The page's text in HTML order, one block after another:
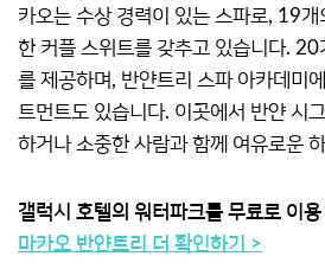
카오는 수상 경력이 있는 스파로, 19
한 커플 스위트를 갖추고 있습니다. 20
를 제공하며, 반얀트리 스파 아카데미
트먼트도 있습니다. 이곳에서 반얀 시
하거나 소중한 사람과 함께 여유로운
갤럭시 호텔의 워터파크를 무료로 이
마카오 반얀트리 더 확인하기 >